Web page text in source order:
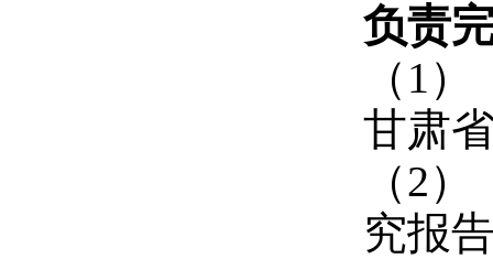
负责
（1
甘肃
（2
究报